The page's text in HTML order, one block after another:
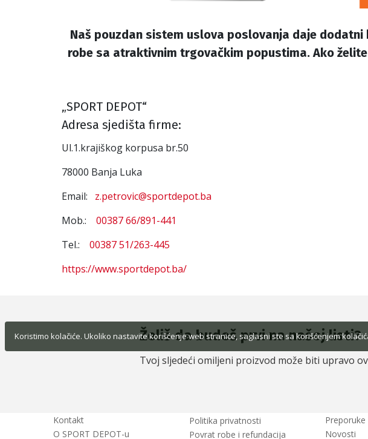
Koristimo kolačiće. Ukoliko nastavite korišćenje web stranice, saglasni ste sa korišćenjem
Naš pouzdan sistem uslova poslovanja daje
robe sa atraktivnim trgovačkim popustima. Ako
„SPORT DEPOT“
Аdresa sjedišta firme:
Ul.1.krajiškog korpusa br.50
78000 Banja Luka
Email: z.petrovic@sportdepot.ba
Mob.:
00387 66/891-441
Tel.:
00387 51/263-445
https://www.sportdepot.ba/
Želiš da budeš prvi na našoj listi?
Tvoj sljedeći omiljeni proizvod može biti upravo
Kontakt
O SPORT DEPOT-u
Politika privatnosti
Povrat robe i refundacija
Novosti